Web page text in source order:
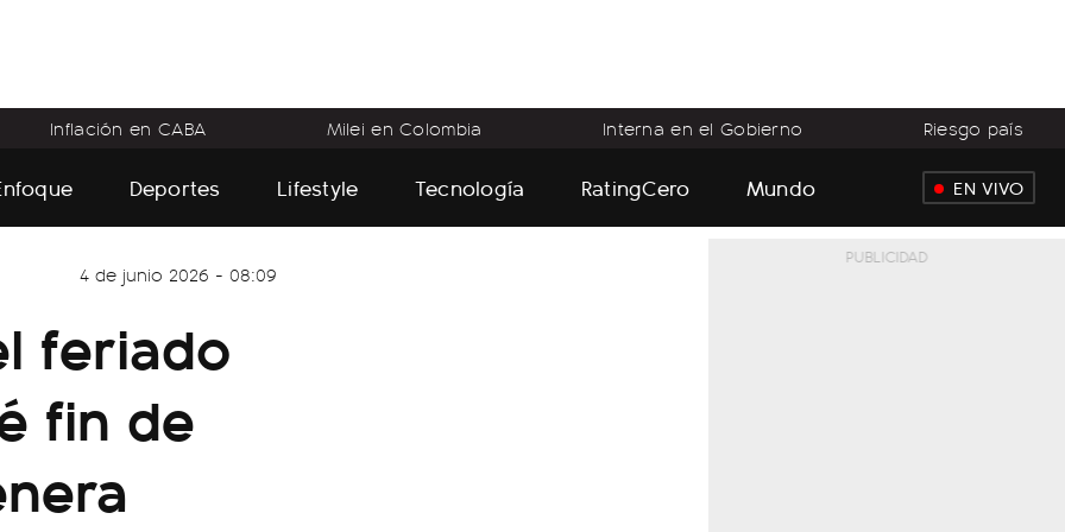
Inflación en CABA Milei en Colombia Interna en el Gobierno Riesgo país
Deportes Lifestyle Tecnología RatingCero Mundo EN VIVO
4 de junio 2026 - 08:09
feriado
fin de